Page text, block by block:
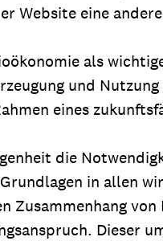
Website eine
als
und
eines
die
in allen
Zusammenhang
Dieser